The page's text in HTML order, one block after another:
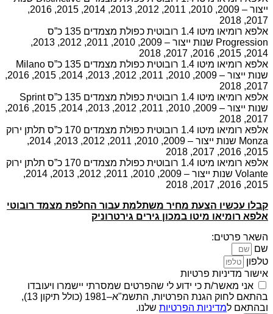
ייצור – 2009, 2010, 2011, 2012, 2013, 2014, 2015, 2016,
2017, 2018
אלפא רומיאו מיטו 1.4 רובוטית כפולת מצמדים 135 כ”ס
Progression שנות ייצור – 2009, 2010, 2011, 2012, 2013,
2014, 2015, 2016, 2017, 2018
אלפא רומיאו מיטו 1.4 רובוטית כפולת מצמדים 135 כ”ס Milano
שנות ייצור – 2009, 2010, 2011, 2012, 2013, 2014, 2015, 2016,
2017, 2018
אלפא רומיאו מיטו 1.4 רובוטית כפולת מצמדים 135 כ”ס Sprint
שנות ייצור – 2009, 2010, 2011, 2012, 2013, 2014, 2015, 2016,
2017, 2018
אלפא רומיאו מיטו 1.4 רובוטית כפולת מצמדים 170 כ”ס תלתן ירוק
Monza שנות ייצור – 2009, 2010, 2011, 2012, 2013, 2014,
2015, 2016, 2017, 2018
אלפא רומיאו מיטו 1.4 רובוטית כפולת מצמדים 170 כ”ס תלתן ירוק
Volante שנות ייצור – 2009, 2010, 2011, 2012, 2013, 2014,
2015, 2016, 2017, 2018
קבלו עכשיו הצעת מחיר משתלמת עבור החלפת מצמד רובוטי
אלפא רומיאו מיטו במכון גירים גירטרוניק
השאר פרטים:
שם
טלפון
אישור מדיניות פרטיות
אני מאשר/ת כי ידוע לי שהפרטים שמסרתי יישמרו ויעובדו
בהתאם לחוק הגנת הפרטיות, התשמ"א–1981 (כולל תיקון 13),
ובהתאם למדיניות הפרטיות שלנו.